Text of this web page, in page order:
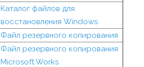
Каталог файлов для
восстановления Windows
Файл резервного копирования
Файл резервного копирования
Microsoft Works